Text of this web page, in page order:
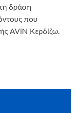
δράση
που
AVIN Κερδίζω.